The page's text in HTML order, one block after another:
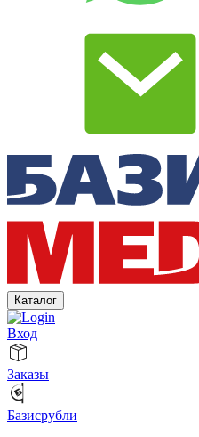
Каталог
Вход
Заказы
Базисрубли